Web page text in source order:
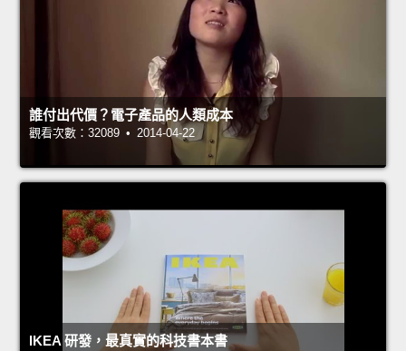
誰付出代價？電子產品的人類成本
觀看次數：32089 • 2014-04-22
IKEA 研發，最真實的科技書本書